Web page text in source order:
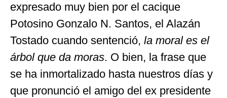
expresado muy bien por el cacique
Potosino Gonzalo N. Santos, el Alazán
Tostado cuando sentenció, la moral es el
árbol que da moras. O bien, la frase que
se ha inmortalizado hasta nuestros días y
que pronunció el amigo del ex presidente